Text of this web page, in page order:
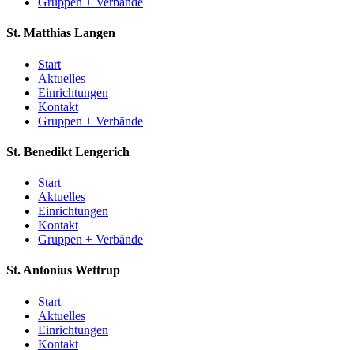
St. Matthias Langen
Start
Aktuelles
Einrichtungen
Kontakt
Gruppen + Verbände
St. Benedikt Lengerich
Start
Aktuelles
Einrichtungen
Kontakt
Gruppen + Verbände
St. Antonius Wettrup
Start
Aktuelles
Einrichtungen
Kontakt